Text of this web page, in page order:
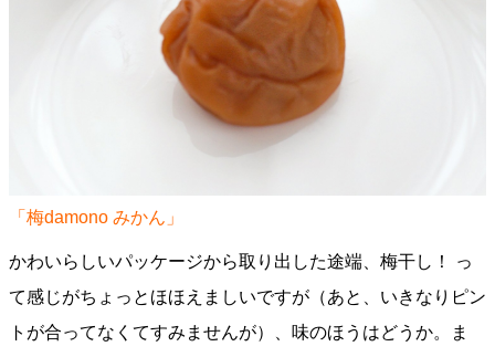
「梅damono みかん」
かわいらしいパッケージから取り出した途端、梅干し！ っ
て感じがちょっとほほえましいですが（あと、いきなりピン
トが合ってなくてすみませんが）、味のほうはどうか。ま